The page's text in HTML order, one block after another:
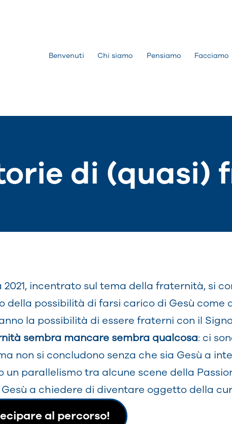
Benvenuti Chi siamo Pensiamo Facciamo
di (quasi)
incentrato sul tema della fraternità, si
della possibilità di farsi carico di Gesù come
la possibilità di essere fraterni con il
sembra mancare sembra qualcosa: ci
non si concludono senza che sia Gesù a
un parallelismo tra alcune scene della
a chiedere di diventare oggetto della
al percorso!